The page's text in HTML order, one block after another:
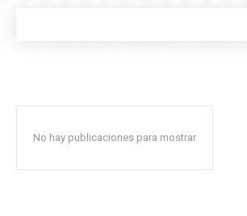
No hay publicaciones para mostrar